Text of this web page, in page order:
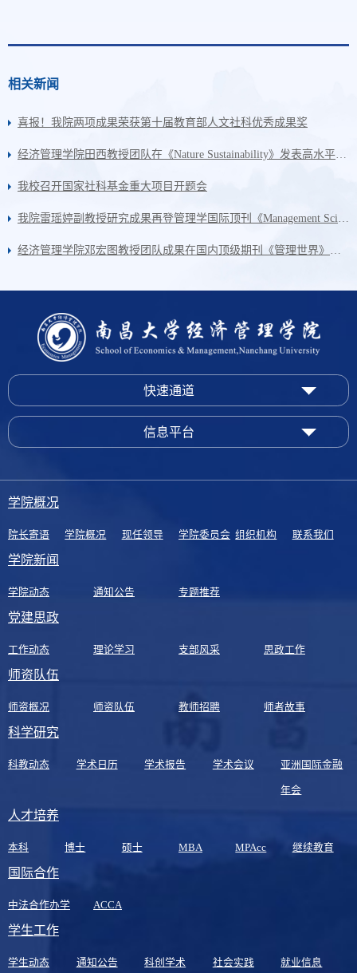
相关新闻
喜报！我院两项成果荣获第十届教育部人文社科优秀成果奖
我校召开国家社科基金重大项目开题会
快速通道
信息平台
学院概况
院长寄语 学院概况 现任领导 学院委员会 组织机构 联系我们
学院新闻
学院动态 通知公告 专题推荐
党建思政
工作动态 理论学习 支部风采 思政工作
师资队伍
师资概况 师资队伍 教师招聘 师者故事
科学研究
科教动态 学术日历 学术报告 学术会议 亚洲国际金融
年会
人才培养
本科 博士 硕士 MBA MPAcc 继续教育
国际合作
中法合作办学 ACCA
学生工作
学生动态 通知公告 科创学术 社会实践 就业信息